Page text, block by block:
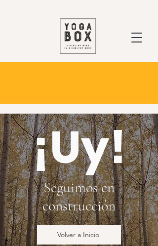
¡Uy!
Seguimos en
construcción
Volver a Inicio